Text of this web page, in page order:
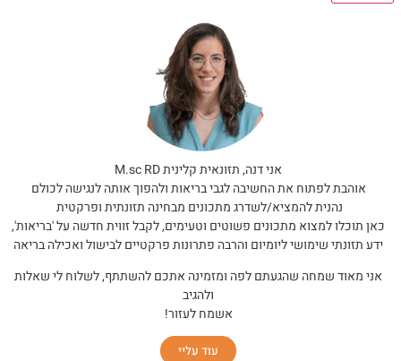
אני דנה, תזונאית קלינית M.sc RD
אוהבת לפתוח את החשיבה לגבי בריאות ולהפוך אותה לנגישה לכולם
נהנית להמציא/לשדרג מתכונים מבחינה תזונתית ופרקטית
כאן תוכלו למצוא מתכונים פשוטים וטעימים, לקבל זווית חדשה על 'בריאות',
ידע תזונתי שימושי ליומיום והרבה פתרונות פרקטיים לבישול ואכילה בריאה
אני מאוד שמחה שהגעתם לפה ומזמינה אתכם להשתתף, לשלוח לי שאלות
ולהגיב
אשמח לעזור!
עוד עליי